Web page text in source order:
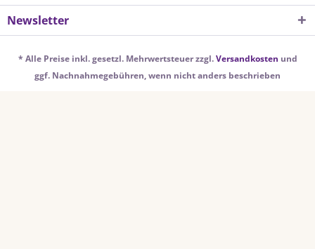
Newsletter
* Alle Preise inkl. gesetzl. Mehrwertsteuer zzgl.Versandkosten und
ggf. Nachnahmegebühren, wenn nicht anders beschrieben